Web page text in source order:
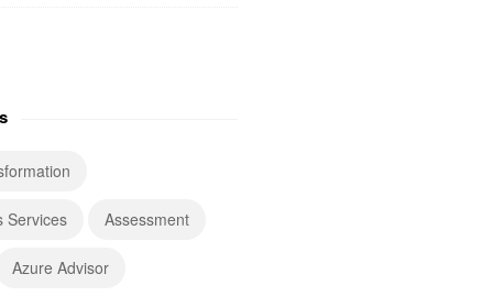
Services Assessment
Azure Advisor